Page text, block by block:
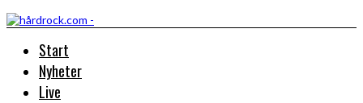
Start
Nyheter
Live